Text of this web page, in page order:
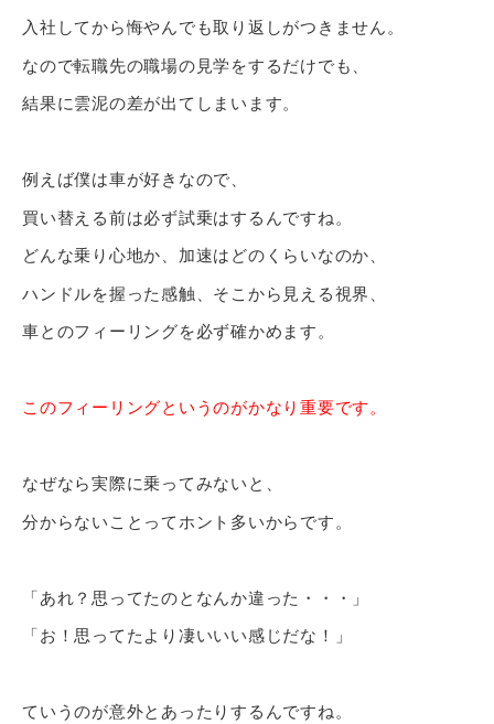
入社してから悔やんでも取り返しがつきません。
なので転職先の職場の見学をするだけでも、
結果に雲泥の差が出てしまいます。
例えば僕は車が好きなので、
買い替える前は必ず試乗はするんですね。
どんな乗り心地か、加速はどのくらいなのか、
ハンドルを握った感触、そこから見える視界、
車とのフィーリングを必ず確かめます。
このフィーリングというのがかなり重要です。
なぜなら実際に乗ってみないと、
分からないことってホント多いからです。
「あれ？思ってたのとなんか違った・・・」
「お！思ってたより凄いいい感じだな！」
ていうのが意外とあったりするんですね。